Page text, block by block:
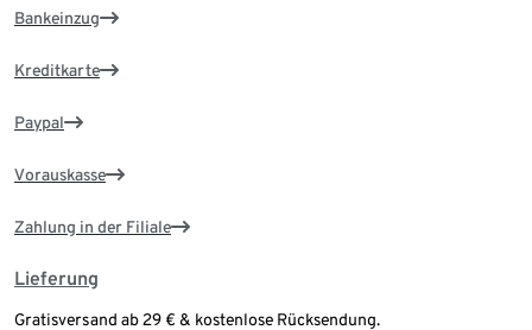
Bankeinzug
Kreditkarte
Paypal
Vorauskasse
Zahlung in der Filiale
Lieferung
Gratisversand ab 29 € & kostenlose Rücksendung.